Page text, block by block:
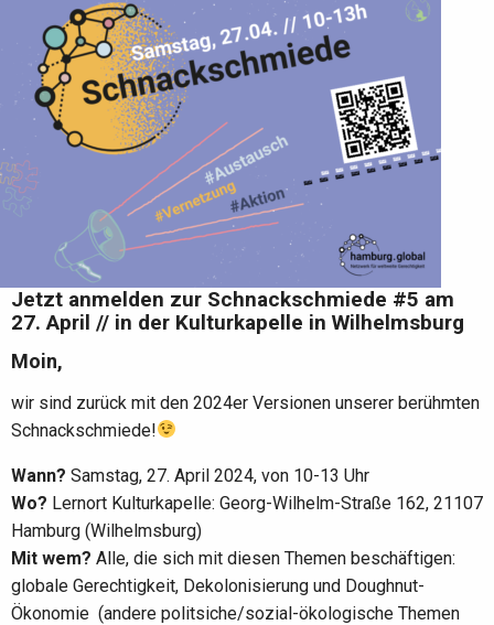
Jetzt anmelden zur Schnackschmiede #5 am
27. April // in der Kulturkapelle in Wilhelmsburg
Moin,
wir sind zurück mit den 2024er Versionen unserer berühmten
Schnackschmiede!
Wann? Samstag, 27. April 2024, von 10-13 Uhr
Wo? Lernort Kulturkapelle: Georg-Wilhelm-Straße 162, 21107
Hamburg (Wilhelmsburg)
Mit wem? Alle, die sich mit diesen Themen beschäftigen:
globale Gerechtigkeit, Dekolonisierung und Doughnut-
Ökonomie (andere politsiche/sozial-ökologische Themen